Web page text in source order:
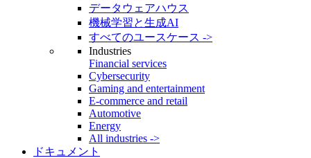
データウェアハウス
機械学習と生成AI
すべてのユースケース ->
Industries
Financial services
Cybersecurity
Gaming and entertainment
E-commerce and retail
Automotive
Energy
All industries ->
ドキュメント